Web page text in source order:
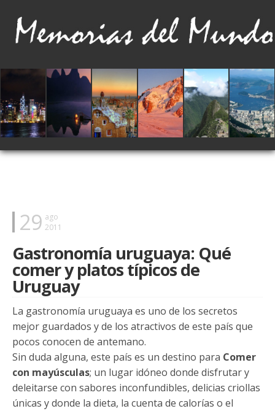
29 ago
2011
Gastronomía uruguaya: Qué
comer y platos típicos de
Uruguay
La gastronomía uruguaya es uno de los secretos
mejor guardados y de los atractivos de este país que
pocos conocen de antemano.
Sin duda alguna, este país es un destino para Comer
con mayúsculas; un lugar idóneo donde disfrutar y
deleitarse con sabores inconfundibles, delicias criollas
únicas y donde la dieta, la cuenta de calorías o el